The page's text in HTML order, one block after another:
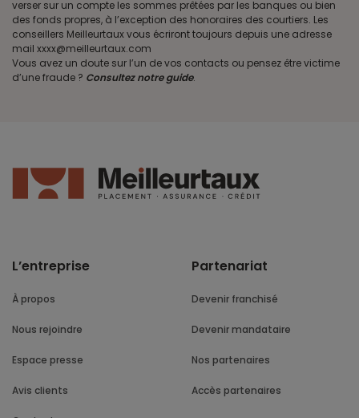
verser sur un compte les sommes prêtées par les banques ou bien
des fonds propres, à l’exception des honoraires des courtiers. Les
conseillers Meilleurtaux vous écriront toujours depuis une adresse
mail xxxx@meilleurtaux.com
Vous avez un doute sur l’un de vos contacts ou pensez être victime
d’une fraude ? Consultez notre guide.
L’entreprise
À propos
Nous rejoindre
Espace presse
Avis clients
Partenariat
Devenir franchisé
Devenir mandataire
Nos partenaires
Accès partenaires